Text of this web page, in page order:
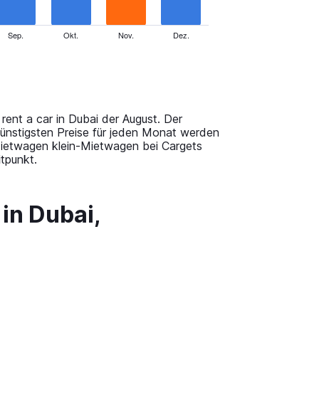
Sep. Okt. Nov. Dez.
a car in Dubai der August. Der
Preise für jeden Monat werden
klein-Mietwagen bei Cargets
Dubai,